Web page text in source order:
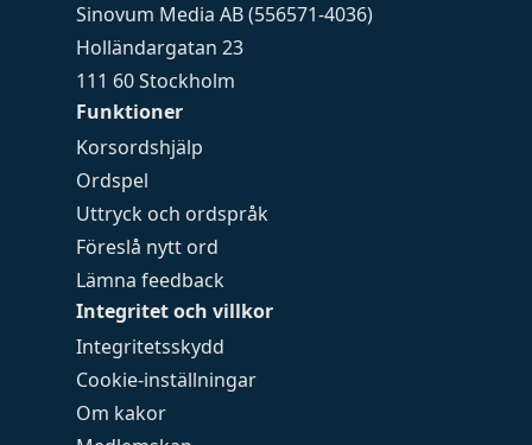
Funktioner
Korsordshjälp
Ordspel
Uttryck och ordspråk
Föreslå nytt ord
Lämna feedback
Integritet och villkor
Integritetsskydd
Cookie-inställningar
Om kakor
Sinovum Media AB (556571-4036)
Holländargatan 23
111 60 Stockholm